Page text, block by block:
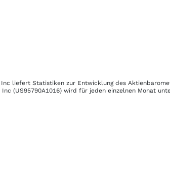
liefert Statistiken zur Entwicklung des
Inc (US95790A1016) wird für jeden einzelnen Monat